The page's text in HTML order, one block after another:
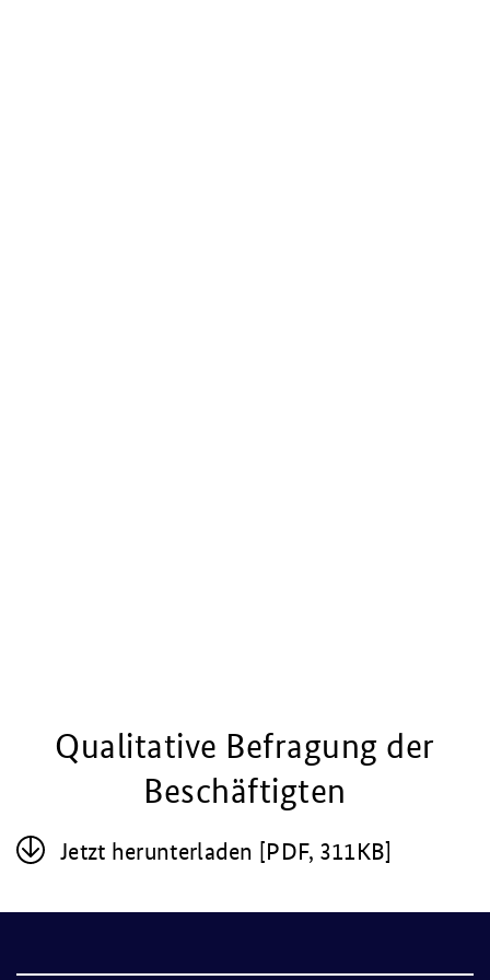
Qualitative Befragung der
Beschäftigten
Jetzt her­un­ter­la­den [PDF, 311KB]